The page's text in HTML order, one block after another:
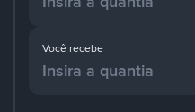
Você recebe